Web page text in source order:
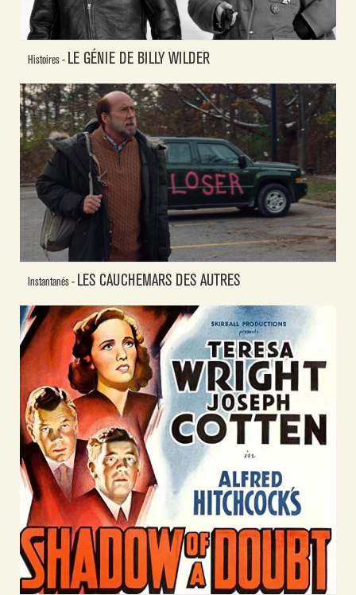
Histoires - LE GÉNIE DE BILLY WILDER
Instantanés - LES CAUCHEMARS DES AUTRES